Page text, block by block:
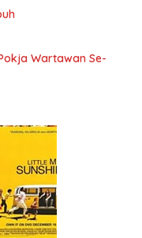
Wartawan Se-